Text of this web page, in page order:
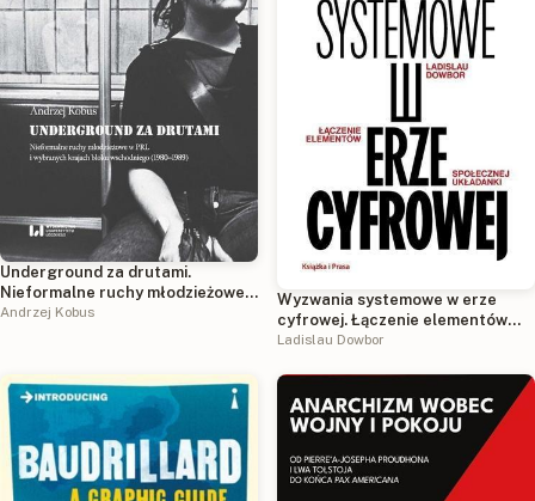
Underground za drutami.
Nieformalne ruchy młodzieżowe
w PRL i wybranych krajach bloku
Andrzej Kobus
Wyzwania systemowe w erze
cyfrowej. Łączenie elementów
społecznej układanki
Ladislau Dowbor